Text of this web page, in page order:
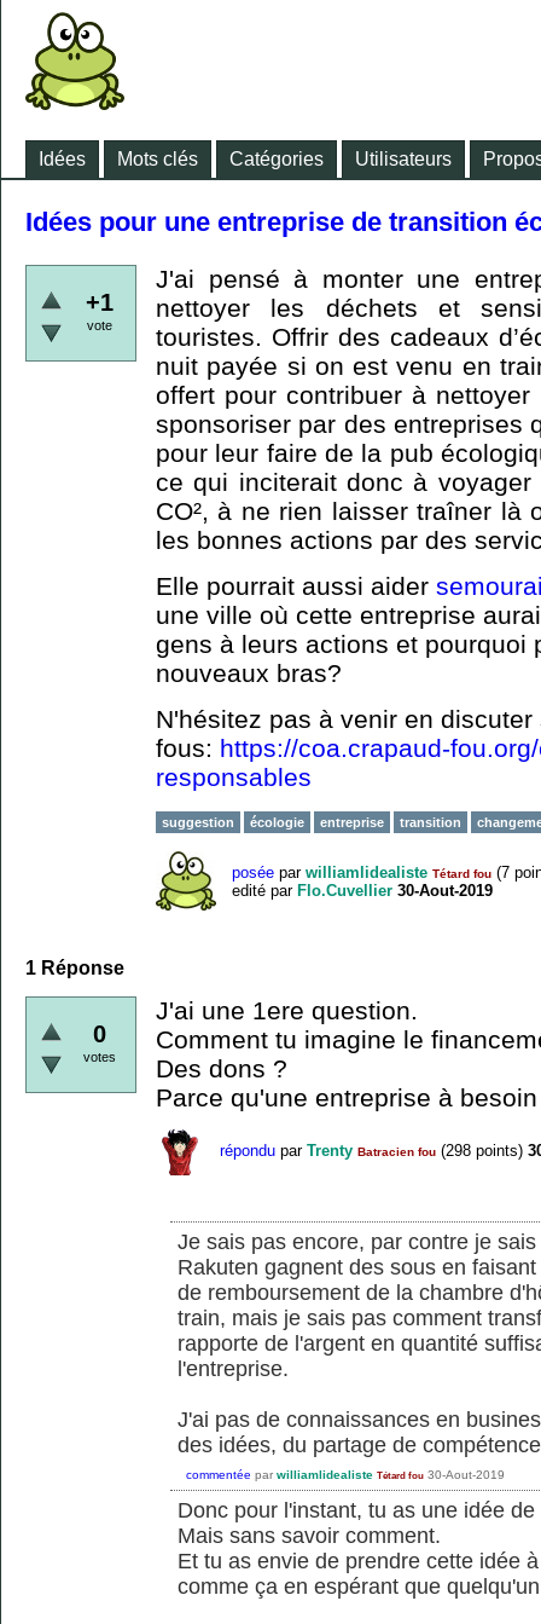
Idées Mots clés Catégories Utilisateurs
Idées pour une entreprise de transition
+1
vote
J'ai pensé à monter une
nettoyer les déchets et
touristes. Offrir des cadeaux
nuit payée si on est venu en
offert pour contribuer à
sponsoriser par des entreprises
pour leur faire de la pub
ce qui inciterait donc à
CO², à ne rien laisser traîner là
les bonnes actions par des
Elle pourrait aussi aider
une ville où cette entreprise
gens à leurs actions et pourquoi
nouveaux bras?
N'hésitez pas à venir en
fous: https://coa.crapaud-
responsables
suggestion écologie entreprise transition
posée par williamlidealiste Tétard fou (7
edité par Flo.Cuvellier 30-Aout-2019
1 Réponse
0
votes
J'ai une 1ere question.
Comment tu imagine le
Des dons ?
Parce qu'une entreprise à
répondu par Trenty Batracien fou (298 points)
Je sais pas encore, par contre je
Rakuten gagnent des sous en
de remboursement de la chambre
train, mais je sais pas comment
rapporte de l'argent en quantité
l'entreprise.
J'ai pas de connaissances en
des idées, du partage de
commentée par williamlidealiste Tétard fou 30-Aout-2019
Donc pour l'instant, tu as une idée de
Mais sans savoir comment.
Et tu as envie de prendre cette idée
comme ça en espérant que